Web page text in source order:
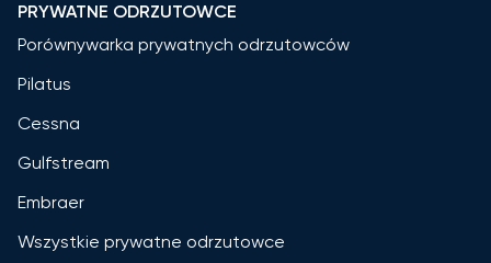
PRYWATNE ODRZUTOWCE
Porównywarka prywatnych odrzutowców
Pilatus
Cessna
Gulfstream
Embraer
Wszystkie prywatne odrzutowce